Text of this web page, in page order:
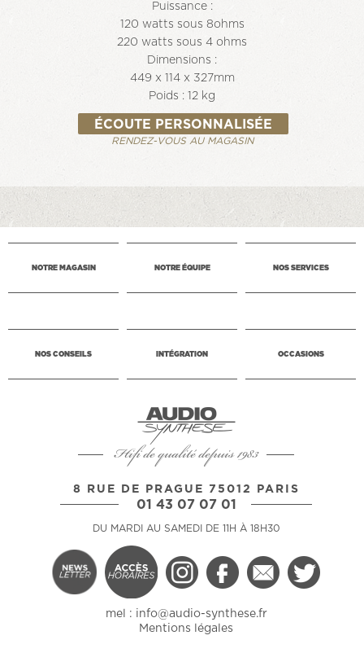
Puissance :
120 watts sous 8ohms
220 watts sous 4 ohms
Dimensions :
449 x 114 x 327mm
Poids : 12 kg
ÉCOUTE PERSONNALISÉE
RENDEZ-VOUS AU MAGASIN
NOTRE MAGASIN NOTRE ÉQUIPE NOS SERVICES
NOS CONSEILS INTÉGRATION OCCASIONS
Hifi de qualité depuis 1983
8 RUE DE PRAGUE 75012 PARIS
01 43 07 07 01
DU MARDI AU SAMEDI DE 11H À 18H30
mel : info@audio-synthese.fr
Mentions légales